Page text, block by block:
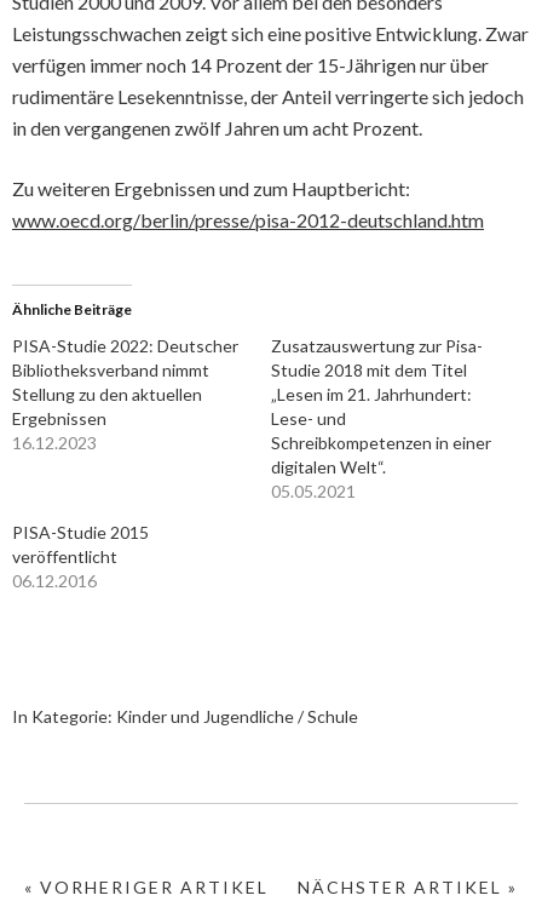
Leistungsschwachen zeigt sich eine positive Entwicklung. Zwar
verfügen immer noch 14 Prozent der 15-Jährigen nur über
rudimentäre Lesekenntnisse, der Anteil verringerte sich jedoch
in den vergangenen zwölf Jahren um acht Prozent.
Zu weiteren Ergebnissen und zum Hauptbericht:
www.oecd.org/berlin/presse/pisa-2012-deutschland.htm
Ähnliche Beiträge
PISA-Studie 2022: Deutscher
Bibliotheksverband nimmt
Stellung zu den aktuellen
Ergebnissen
16.12.2023
Zusatzauswertung zur Pisa-
Studie 2018 mit dem Titel
„Lesen im 21. Jahrhundert:
Lese- und
Schreibkompetenzen in einer
digitalen Welt“.
05.05.2021
PISA-Studie 2015
veröffentlicht
06.12.2016
In Kategorie: Kinder und Jugendliche / Schule
NÄCHSTER ARTIKEL »
« VORHERIGER ARTIKEL